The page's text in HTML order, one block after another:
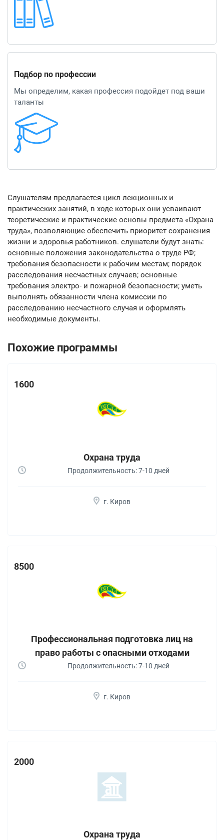
Подбор по профессии
Мы определим, какая профессия подойдет под ваши
таланты
Слушателям предлагается цикл лекционных и
практических занятий, в ходе которых они усваивают
теоретические и практические основы предмета «Охрана
труда», позволяющие обеспечить приоритет сохранения
жизни и здоровья работников. слушатели будут знать:
основные положения законодательства о труде РФ;
требования безопасности к рабочим местам; порядок
расследования несчастных случаев; основные
требования электро- и пожарной безопасности; уметь
выполнять обязанности члена комиссии по
расследованию несчастного случая и оформлять
необходимые документы.
Похожие программы
1600
Охрана труда
Продолжительность: 7-10 дней
г. Киров
8500
Профессиональная подготовка лиц на
право работы с опасными отходами
Продолжительность: 7-10 дней
г. Киров
2000
Охрана труда